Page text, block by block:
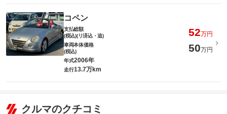
コペン
支払総額
(税込)(リ済込・追)
52万円
車両本体価格
(税込)
50万円
年式2006年
走行13.7万km
クルマのクチコミ